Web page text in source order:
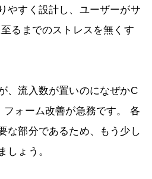
やすく設計し、ユーザーがサ
るまでのストレスを無くす
、流入数が置いのになぜかC
ォーム改善が急務です。 各
な部分であるため、もう少し
しょう。